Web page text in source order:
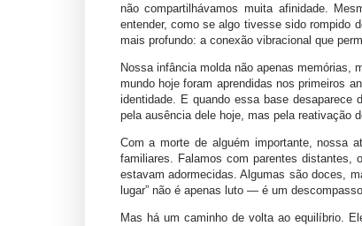
não compartilhávamos muita afinidade.
entender, como se algo tivesse sido rompido
mais profundo: a conexão vibracional que
Nossa infância molda não apenas memórias,
mundo hoje foram aprendidas nos primeiros
identidade. E quando essa base
pela ausência dele hoje, mas pela reativação
Com a morte de alguém importante, nossa
familiares. Falamos com parentes distantes,
estavam adormecidas. Algumas são doces,
lugar” não é apenas luto — é um
Mas há um caminho de volta ao equilíbrio.